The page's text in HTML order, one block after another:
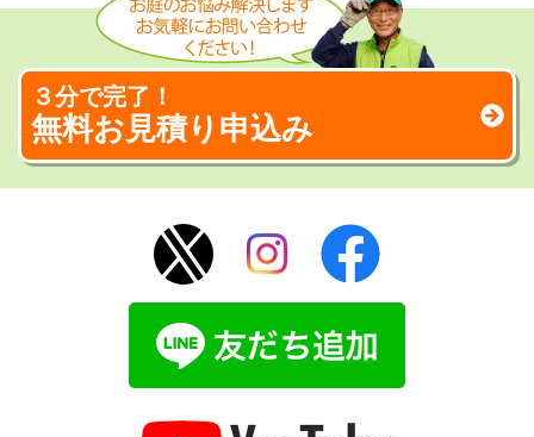
３分で完了！
無料お見積り申込み